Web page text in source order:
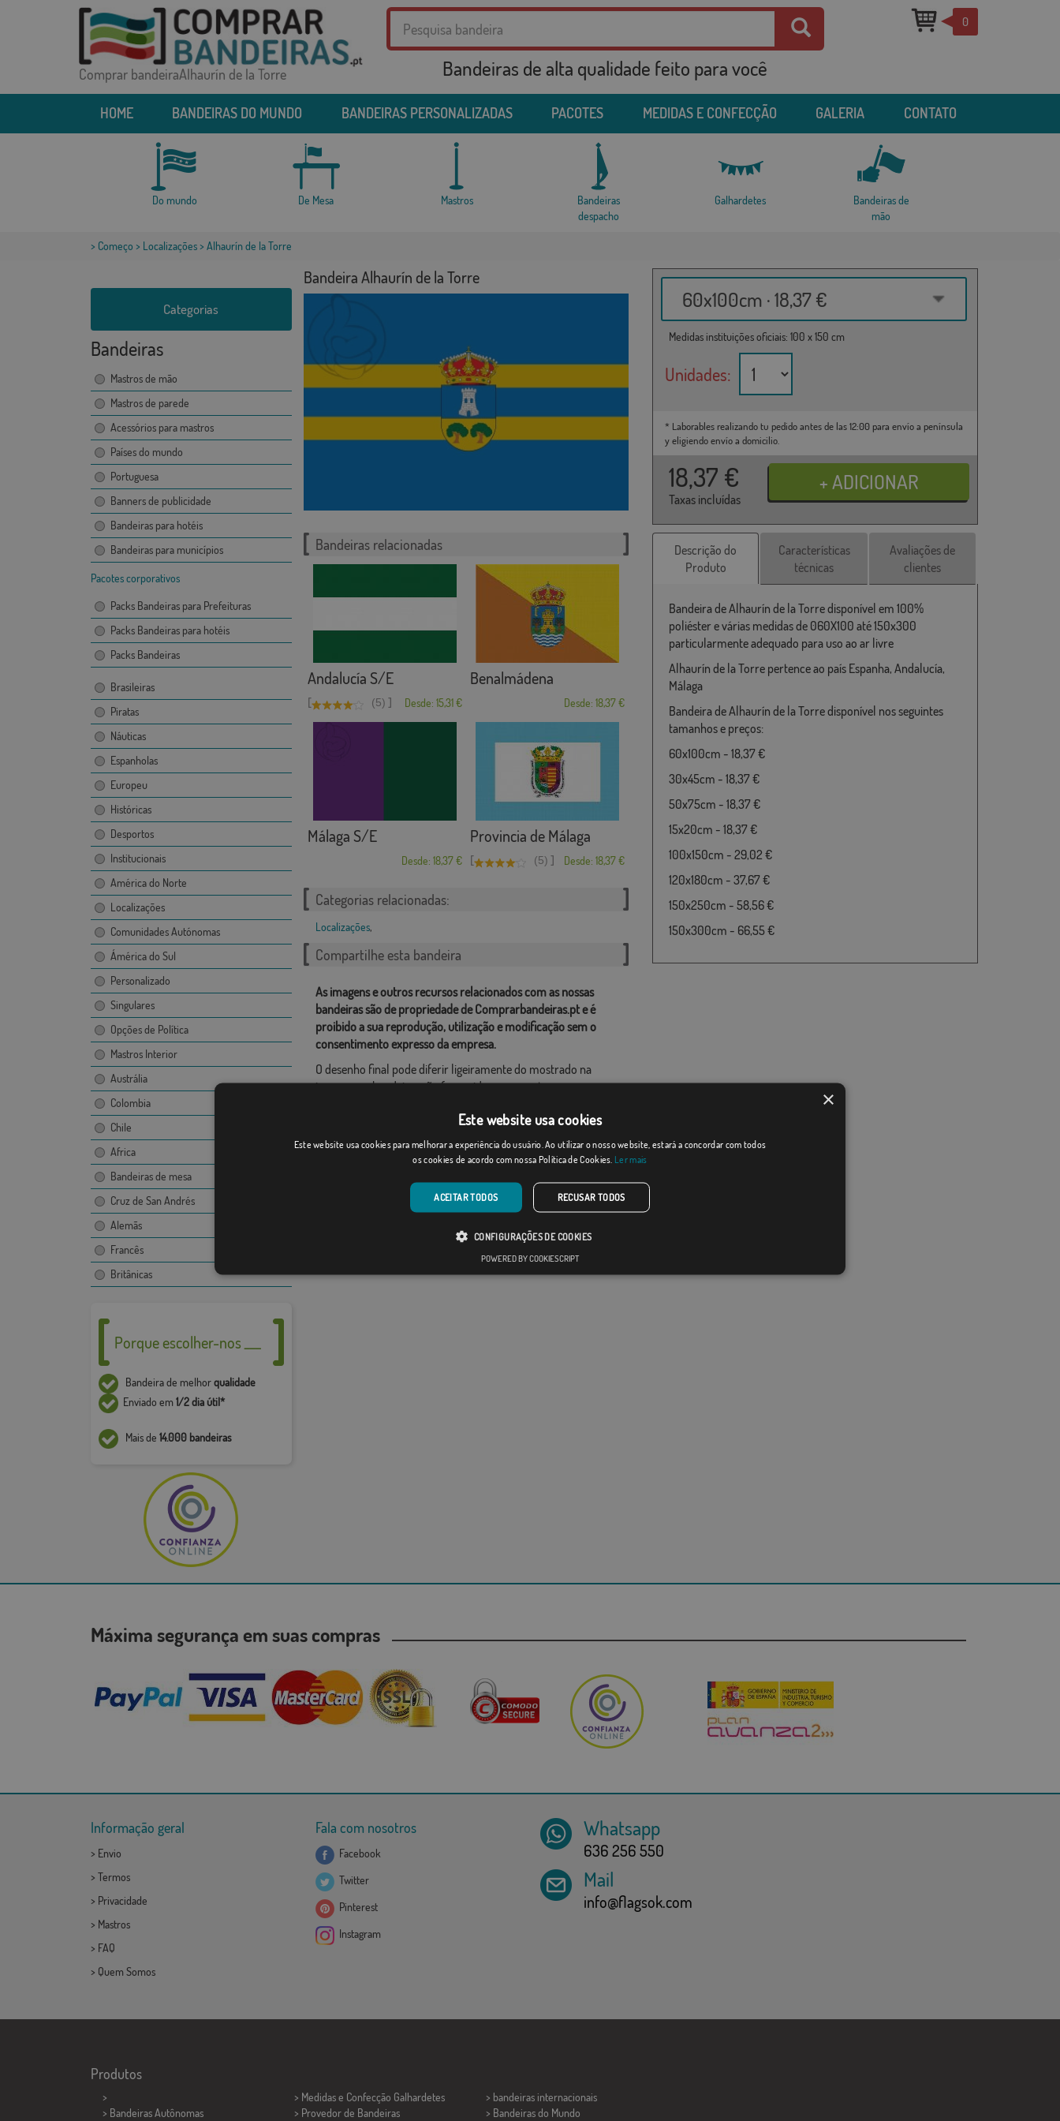
Comprar bandeiraAlhaurín de la Torre Bandeiras de alta qualidade feito para você
0
HOME BANDEIRAS DO MUNDO BANDEIRAS PERSONALIZADAS PACOTES MEDIDAS E CONFECÇÃO GALERIA CONTATO
Do mundo De Mesa Mastros
Bandeiras
despacho
Galhardetes
Bandeiras de
mão
> Começo > Localizações> Alhaurín de la Torre
Categorias
Bandeiras
Mastros de mão
Mastros de parede
Acessórios para mastros
Países do mundo
Portuguesa
Banners de publicidade
Bandeiras para hotéis
Bandeiras para municípios
Pacotes corporativos
Packs Bandeiras para Prefeituras
Packs Bandeiras para hotéis
Packs Bandeiras
Brasileiras
Piratas
Náuticas
Espanholas
Europeu
Históricas
Desportos
Institucionais
América do Norte
Localizações
Comunidades Autónomas
Ámérica do Sul
Personalizado
Singulares
Opções de Política
Mastros Interior
Austrália
Colombia
Chile
Africa
Bandeiras de mesa
Cruz de San Andrés
Alemãs
Francês
Britânicas
Porque escolher-nos ___
Bandeira de melhorqualidade
Enviado em1/2 dia útil*
Mais de 14.000 bandeiras
Bandeira Alhaurín de la Torre
60x100cm · 18,37 €
Medidas instituições oficiais: 100 x 150 cm
Unidades:
* Laborables realizando tu pedido antes de las 12:00 para envío a península
y eligiendo envío a domicilio.
18,37 €
Taxas incluídas
Bandeiras relacionadas
Andalucía S/E
[ (5) ] Desde: 15,31 €
Benalmádena
Desde: 18,37 €
Málaga S/E
Desde: 18,37 €
Provincia de Málaga
[ (5) ] Desde: 18,37 €
Categorias relacionadas:
Localizações,
Compartilhe esta bandeira
As imagens e outros recursos relacionados com as nossas
bandeiras são de propriedade de Comprarbandeiras.pt e é
proibido a sua reprodução, utilização e modificação sem o
consentimento expresso da empresa.
O desenho final pode diferir ligeiramente do mostrado na
imagem, as bandeiras são fornecidas sem mastro.
+ / - 5% nas dimensões finais e tons de cores.
Descrição do
Produto
Características
técnicas
Avaliações de
clientes
Bandeira de Alhaurín de la Torre disponível em 100%
poliéster e várias medidas de 060X100 até 150x300
particularmente adequado para uso ao ar livre
Alhaurín de la Torre pertence ao país Espanha, Andalucía,
Málaga
Bandeira de Alhaurín de la Torre disponível nos seguintes
tamanhos e preços:
60x100cm - 18,37 €
30x45cm - 18,37 €
50x75cm - 18,37 €
15x20cm - 18,37 €
100x150cm - 29,02 €
120x180cm - 37,67 €
150x250cm - 58,56 €
150x300cm - 66,55 €
Máxima segurança em suas compras
Informação geral
> Envio
> Termos
> Privacidade
> Mastros
> FAQ
> Quem Somos
Fala com nosotros
Facebook
Twitter
Pinterest
Instagram
Whatsapp
636 256 550
Mail
info@flagsok.com
Produtos
>
> Bandeiras Autônomas
> Medidas e Confecção Galhardetes
> Provedor de Bandeiras
> bandeiras internacionais
> Bandeiras do Mundo
×
Este website usa cookies
Este website usa cookies para melhorar a experiência do usuário. Ao utilizar o nosso website, estará a concordar com todos
os cookies de acordo com nossa Política de Cookies. Ler mais
ACEITAR TODOS RECUSAR TODOS
CONFIGURAÇÕES DE COOKIES
POWERED BY COOKIESCRIPT